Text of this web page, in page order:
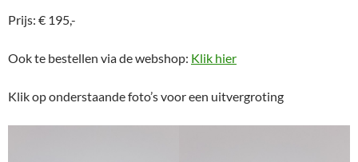
Prijs: € 195,-
Ook te bestellen via de webshop: Klik hier
Klik op onderstaande foto’s voor een uitvergroting